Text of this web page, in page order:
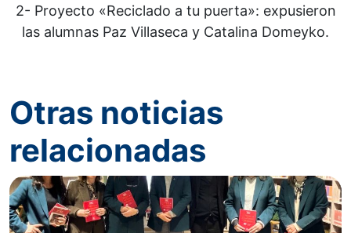
2- Proyecto «Reciclado a tu puerta»: expusieron
las alumnas Paz Villaseca y Catalina Domeyko.
Otras noticias
relacionadas